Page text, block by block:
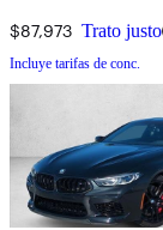
$87,973 Trato justo
Incluye tarifas de conc.